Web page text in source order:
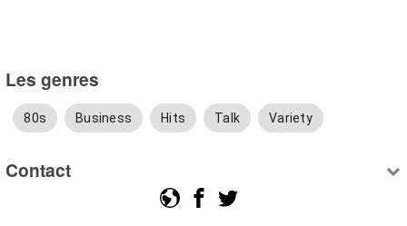
Les genres
80s Business Hits Talk Variety
Contact